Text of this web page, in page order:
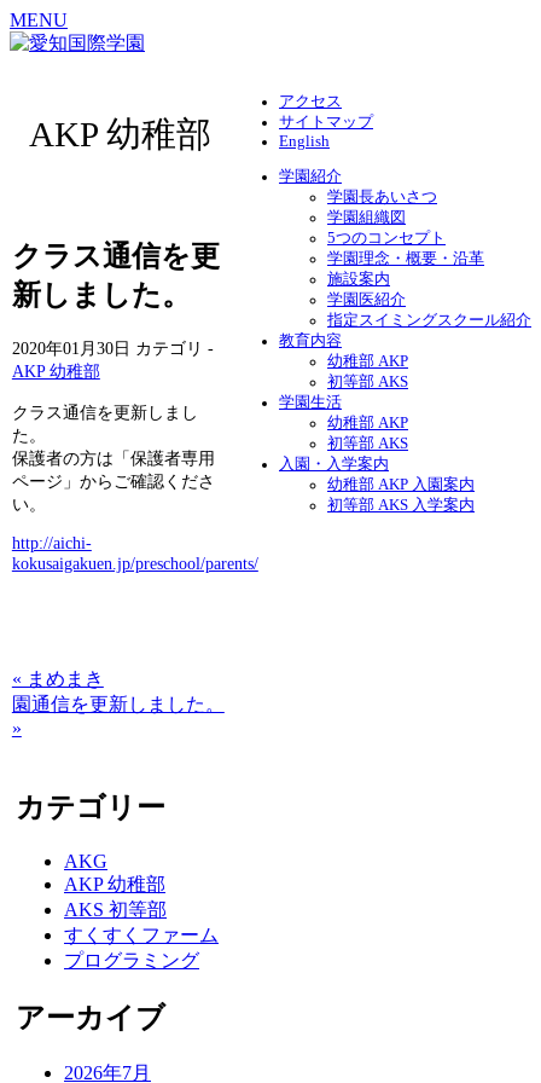
MENU
アクセス
サイトマップ
English
学園紹介
学園長あいさつ
学園組織図
5つのコンセプト
学園理念・概要・沿革
施設案内
学園医紹介
指定スイミングスクール紹介
教育内容
幼稚部 AKP
初等部 AKS
学園生活
幼稚部 AKP
初等部 AKS
入園・入学案内
幼稚部 AKP 入園案内
初等部 AKS 入学案内
AKP 幼稚部
クラス通信を更
新しました。
2020年01月30日 カテゴリ -
AKP 幼稚部
クラス通信を更新しまし
た。
保護者の方は「保護者専用
ページ」からご確認くださ
い。
http://aichi-
kokusaigakuen.jp/preschool/parents/
« まめまき
園通信を更新しました。
»
カテゴリー
AKG
AKP 幼稚部
AKS 初等部
すくすくファーム
プログラミング
アーカイブ
2026年7月